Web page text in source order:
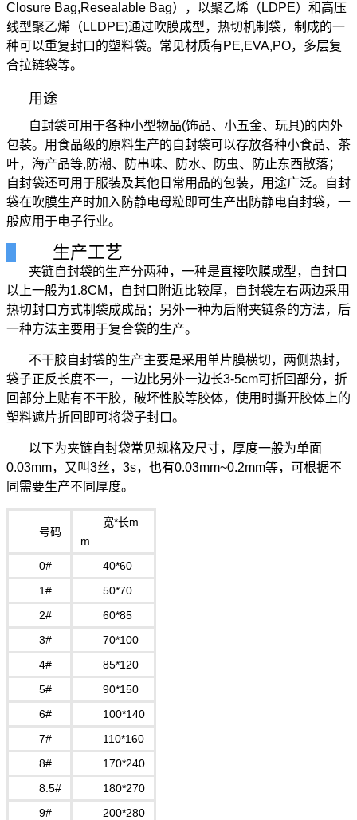
Closure Bag,Resealable Bag），以聚乙烯（LDPE）和高压
线型聚乙烯（LLDPE)通过吹膜成型，热切机制袋，制成的一
种可以重复封口的塑料袋。常见材质有PE,EVA,PO，多层复
合拉链袋等。
用途
自封袋可用于各种小型物品(饰品、小五金、玩具)的内外
包装。用食品级的原料生产的自封袋可以存放各种小食品、茶
叶，海产品等,防潮、防串味、防水、防虫、防止东西散落；
自封袋还可用于服装及其他日常用品的包装，用途广泛。自封
袋在吹膜生产时加入防静电母粒即可生产出防静电自封袋，一
般应用于电子行业。
生产工艺
夹链自封袋的生产分两种，一种是直接吹膜成型，自封口
以上一般为1.8CM，自封口附近比较厚，自封袋左右两边采用
热切封口方式制袋成成品；另外一种为后附夹链条的方法，后
一种方法主要用于复合袋的生产。
不干胶自封袋的生产主要是采用单片膜横切，两侧热封，
袋子正反长度不一，一边比另外一边长3-5cm可折回部分，折
回部分上贴有不干胶，破坏性胶等胶体，使用时撕开胶体上的
塑料遮片折回即可将袋子封口。
以下为夹链自封袋常见规格及尺寸，厚度一般为单面
0.03mm，又叫3丝，3s，也有0.03mm~0.2mm等，可根据不
同需要生产不同厚度。
号码
宽*长m
m
0#
40*60
1#
50*70
2#
60*85
3#
70*100
4#
85*120
5#
90*150
6#
100*140
7#
110*160
8#
170*240
8.5#
180*270
9#
200*280